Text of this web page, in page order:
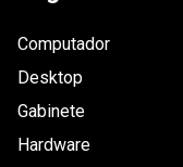
Computador
Desktop
Gabinete
Hardware